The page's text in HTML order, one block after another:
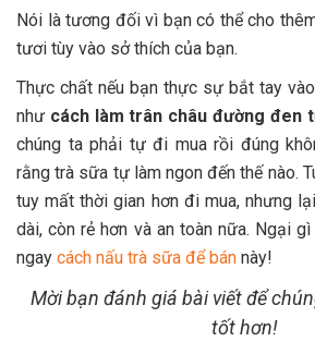
Nói là tương đối vì bạn có thể cho
tươi tùy vào sở thích của bạn.
Thực chất nếu bạn thực sự bắt tay
như cách làm trân châu đường đen
chúng ta phải tự đi mua rồi đúng
rằng trà sữa tự làm ngon đến thế nào.
tuy mất thời gian hơn đi mua, nhưng
dài, còn rẻ hơn và an toàn nữa. Ngại
ngay cách nấu trà sữa để bán này!
Mời bạn đánh giá bài viết để
tốt hơn!